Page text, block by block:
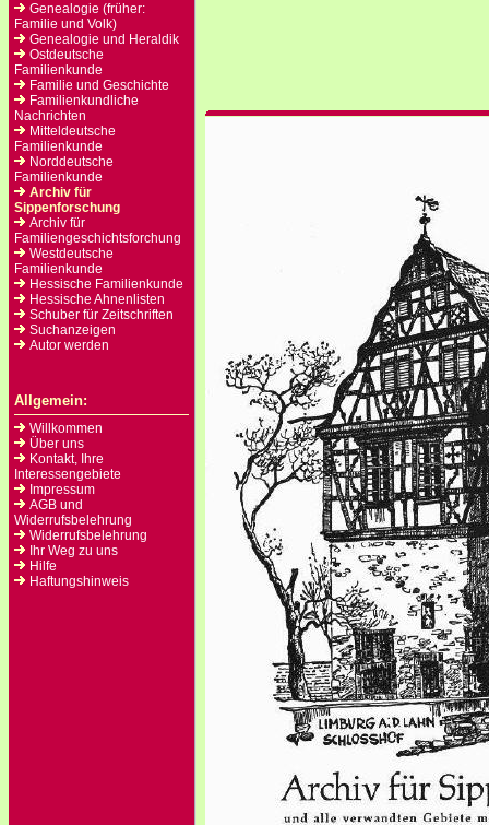
Genealogie (früher:
Familie und Volk)
Genealogie und Heraldik
Ostdeutsche
Familienkunde
Familie und Geschichte
Familienkundliche
Nachrichten
Mitteldeutsche
Familienkunde
Norddeutsche
Familienkunde
Archiv für
Sippenforschung
Archiv für
Familiengeschichtsforchung
Westdeutsche
Familienkunde
Hessische Familienkunde
Hessische Ahnenlisten
Schuber für Zeitschriften
Suchanzeigen
Autor werden
Allgemein:
Willkommen
Über uns
Kontakt, Ihre
Interessengebiete
Impressum
AGB und
Widerrufsbelehrung
Widerrufsbelehrung
Ihr Weg zu uns
Hilfe
Haftungshinweis